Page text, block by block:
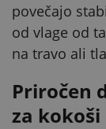
povečajo
od vlage od
na travo ali
Priročen
za kokoši